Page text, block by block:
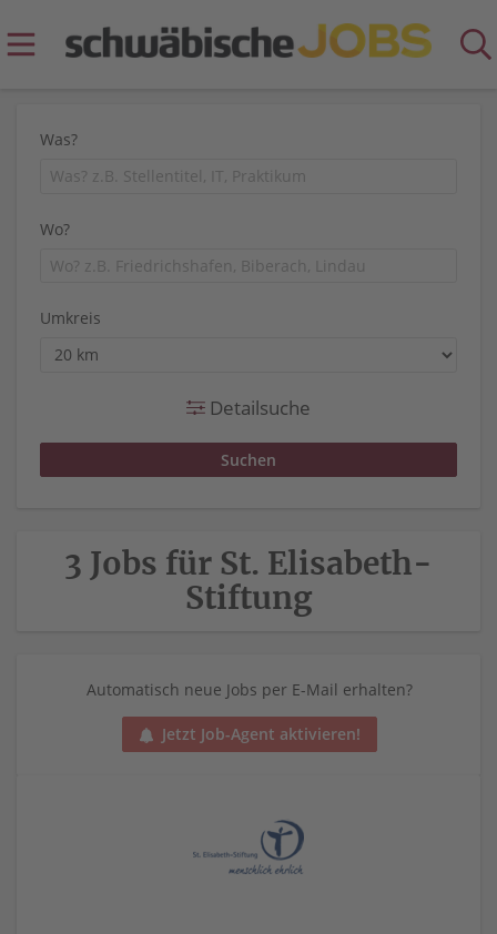
Was?
Wo?
Umkreis
Detailsuche
3 Jobs für St. Elisabeth-
Stiftung
Automatisch neue Jobs per E-Mail erhalten?
Jetzt Job-Agent aktivieren!